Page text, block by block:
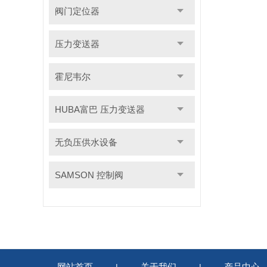
阀门定位器
压力变送器
霍尼韦尔
HUBA富巴 压力变送器
无负压供水设备
SAMSON 控制阀